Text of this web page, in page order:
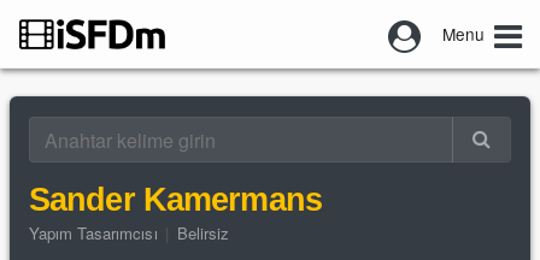
Menu
Sander Kamermans
Yapım Tasarımcısı Belirsiz